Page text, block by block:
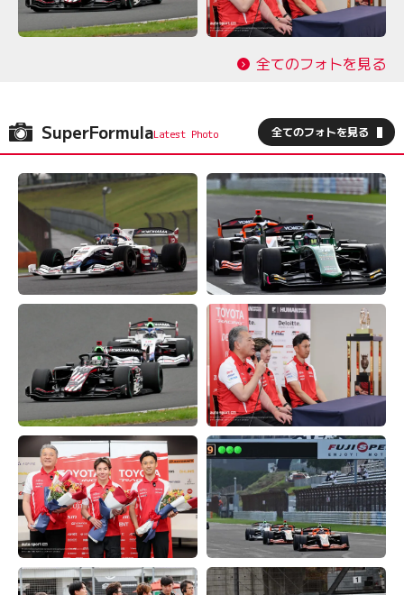
全てのフォトを見る
SuperFormula 全てのフォトを見る